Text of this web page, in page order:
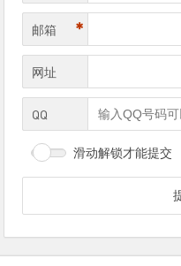
邮箱 *
网址
QQ
滑动解锁才能提交